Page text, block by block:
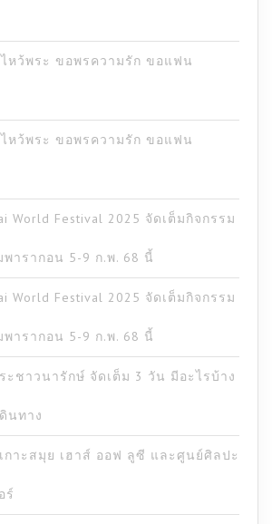
หว้พระ ขอพรความรัก ขอแฟน
หว้พระ ขอพรความรัก ขอแฟน
World Festival 2025 จัดเต็มกิจกรรม
ารากอน 5-9 ก.พ. 68 นี้
World Festival 2025 จัดเต็มกิจกรรม
ารากอน 5-9 ก.พ. 68 นี้
ะชาวนารักษ์ จัดเต็ม 3 วัน มีอะไรบ้าง
นทาง
กาะสมุย เฮาส์ ออฟ ลูซี และศูนย์ศิลปะ
ร์